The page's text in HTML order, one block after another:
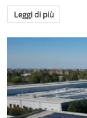
Leggi di più